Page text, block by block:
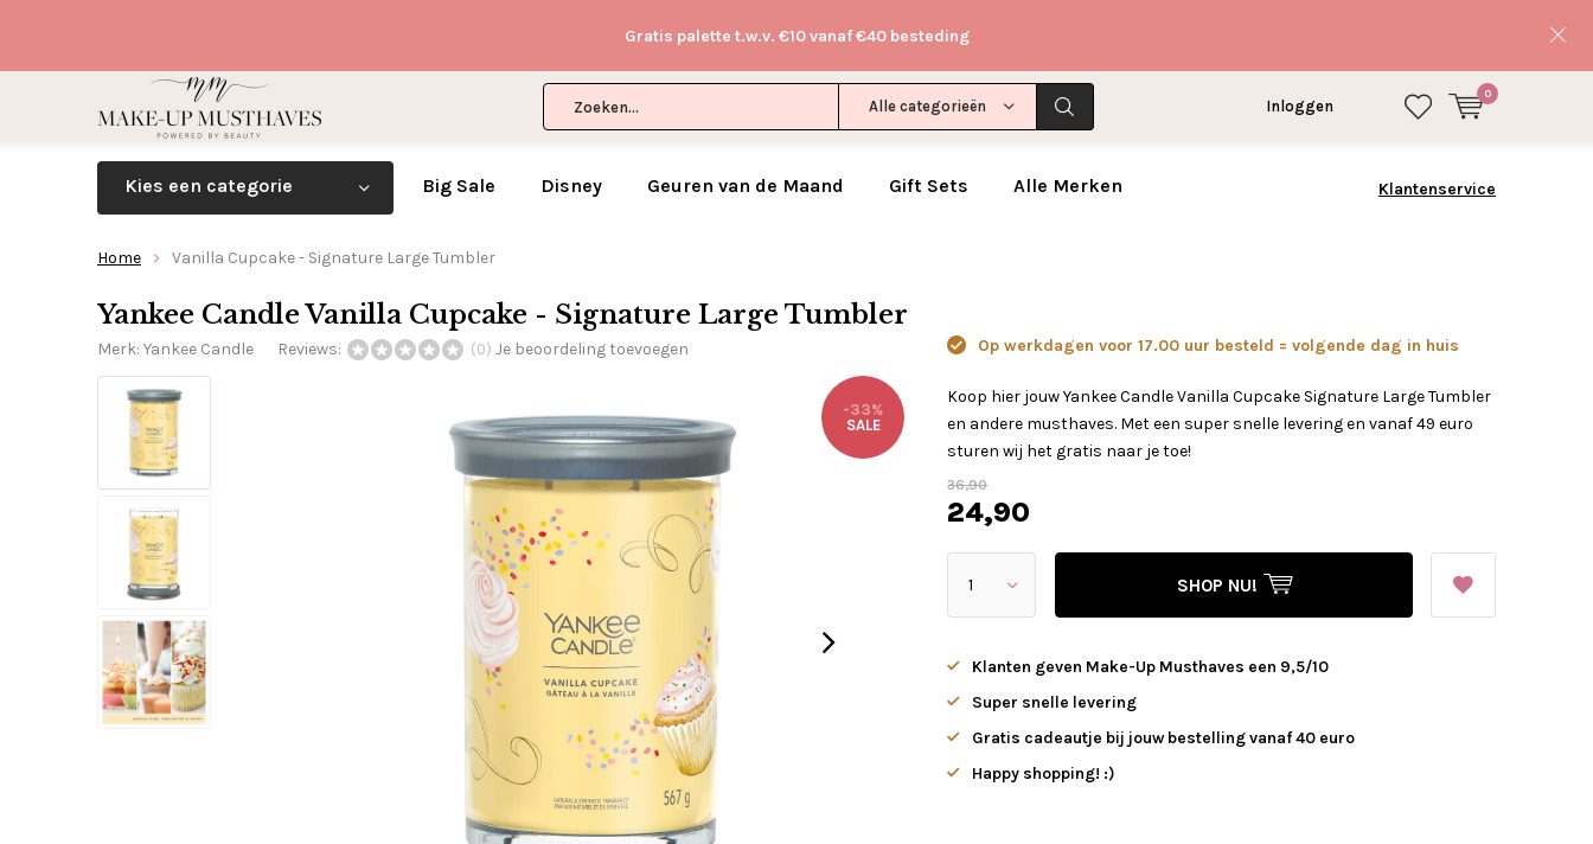
Alle categorieën Inloggen
0
Gratis palette t.w.v. €10 vanaf €40 besteding
Kies een categorie Big Sale Disney Geuren van de Maand Gift Sets Alle Merken Klantenservice
Home Vanilla Cupcake - Signature Large Tumbler
Yankee Candle Vanilla Cupcake - Signature Large Tumbler
Merk: Yankee Candle Reviews: (0) Je beoordeling toevoegen
-33%
SALE
Op werkdagen voor 17.00 uur besteld = volgende dag in huis
Koop hier jouw Yankee Candle Vanilla Cupcake Signature Large Tumbler
en andere musthaves. Met een super snelle levering en vanaf 49 euro
sturen wij het gratis naar je toe!
36,90
24,90
SHOP NU!
Klanten geven Make-Up Musthaves een 9,5/10
Super snelle levering
Gratis cadeautje bij jouw bestelling vanaf 40 euro
Happy shopping! :)